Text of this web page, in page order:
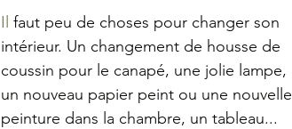
Il faut peu de choses pour changer son
intérieur. Un changement de housse de
coussin pour le canapé, une jolie lampe,
un nouveau papier peint ou une nouvelle
peinture dans la chambre, un tableau...